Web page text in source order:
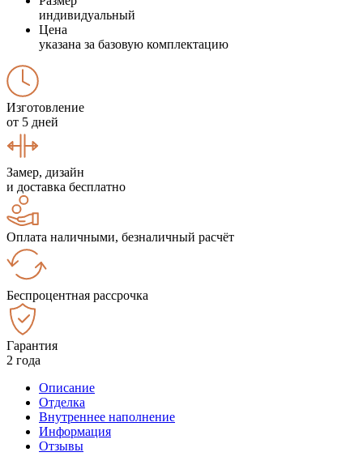
индивидуальный
Цена
указана за базовую комплектацию
Изготовление
от 5 дней
Замер, дизайн
и доставка бесплатно
Оплата наличными, безналичный расчёт
Беспроцентная рассрочка
Гарантия
2 года
Описание
Отделка
Внутреннее наполнение
Информация
Отзывы